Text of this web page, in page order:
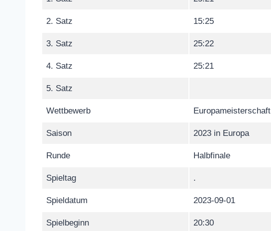
2. Satz 15:25
3. Satz 25:22
4. Satz 25:21
5. Satz
Wettbewerb Europameisterschaft
Saison 2023 in Europa
Runde Halbfinale
Spieltag .
Spieldatum 2023-09-01
Spielbeginn 20:30